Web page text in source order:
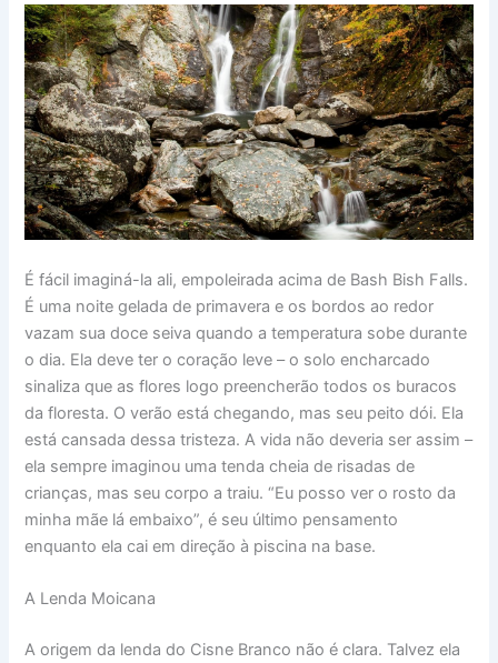
É fácil imaginá-la ali, empoleirada acima de Bash Bish Falls.
É uma noite gelada de primavera e os bordos ao redor
vazam sua doce seiva quando a temperatura sobe durante
o dia. Ela deve ter o coração leve – o solo encharcado
sinaliza que as flores logo preencherão todos os buracos
da floresta. O verão está chegando, mas seu peito dói. Ela
está cansada dessa tristeza. A vida não deveria ser assim –
ela sempre imaginou uma tenda cheia de risadas de
crianças, mas seu corpo a traiu. “Eu posso ver o rosto da
minha mãe lá embaixo”, é seu último pensamento
enquanto ela cai em direção à piscina na base.
A Lenda Moicana
A origem da lenda do Cisne Branco não é clara. Talvez ela